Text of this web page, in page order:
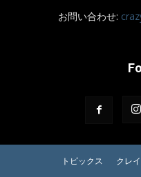
お問い合わせ:
トピックス クレ